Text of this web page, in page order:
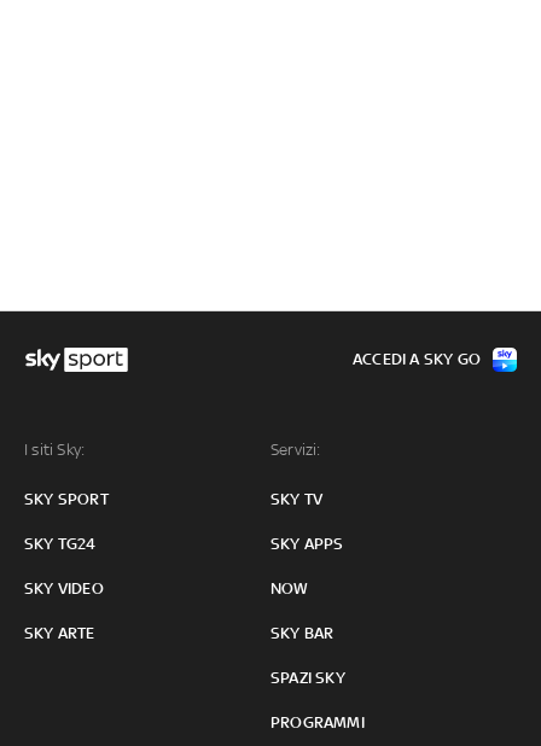
I siti Sky:
SKY SPORT
SKY TG24
SKY VIDEO
SKY ARTE
Servizi:
SKY TV
SKY APPS
NOW
SKY BAR
SPAZI SKY
PROGRAMMI
ACCEDI A SKY GO